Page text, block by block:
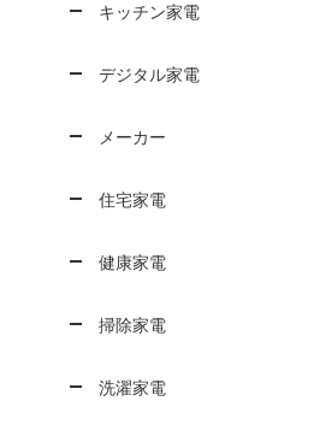
キッチン家電
デジタル家電
メーカー
住宅家電
健康家電
掃除家電
洗濯家電